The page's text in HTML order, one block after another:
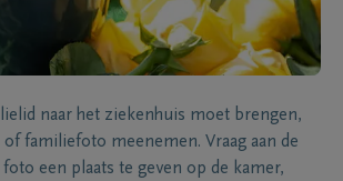
naar het ziekenhuis moet brengen,
of familiefoto meenemen. Vraag aan de
een plaats te geven op de kamer,